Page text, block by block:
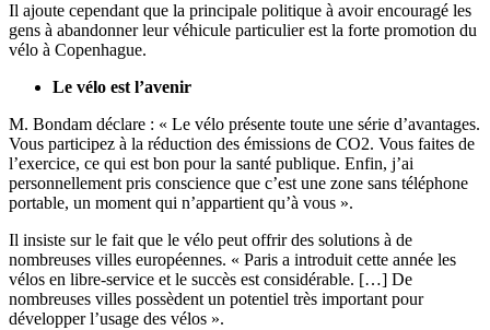
Il ajoute cependant que la principale politique à avoir encouragé les
gens à abandonner leur véhicule particulier est la forte promotion du
vélo à Copenhague.
Le vélo est l’avenir
M. Bondam déclare : « Le vélo présente toute une série d’avantages.
Vous participez à la réduction des émissions de CO2. Vous faites de
l’exercice, ce qui est bon pour la santé publique. Enfin, j’ai
personnellement pris conscience que c’est une zone sans téléphone
portable, un moment qui n’appartient qu’à vous ».
Il insiste sur le fait que le vélo peut offrir des solutions à de
nombreuses villes européennes. « Paris a introduit cette année les
vélos en libre-service et le succès est considérable. […] De
nombreuses villes possèdent un potentiel très important pour
développer l’usage des vélos ».